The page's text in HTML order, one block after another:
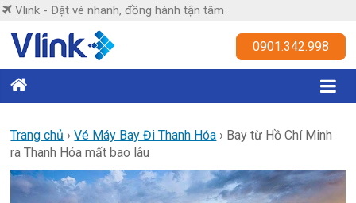
Skip
content
Vlink - Đặt vé nhanh, đồng hành tận tâm
Vlink
nhanh,
đồng
hành
tận
0901.342.998
Trang chủ ›Vé Máy Bay Đi Thanh Hóa › Bay từ Hồ Chí Minh
ra Thanh Hóa mất bao lâu